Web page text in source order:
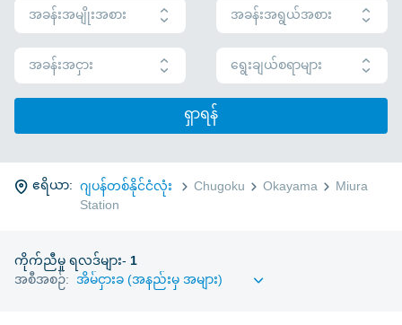
အခန်းအမျိုးအစား
အခန်းအရွယ်အစား
အခန်းအငှား
ရွေးချယ်စရာများ
ရှာရန်
ဧရိယာ: ဂျပန်တစ်နိုင်ငံလုံး Chugoku Okayama Miura
Station
ကိုက်ညီမှု ရလဒ်များ-1
အစီအစဉ်: